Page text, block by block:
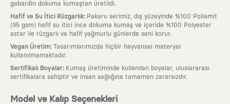
gabardin dokuma kumaştan üretildi.
Hafif ve Su İtici Rüzgarlık: Pakaru serimiz, dış yüzeyinde %100 Poliamit
(95 gsm) hafif su itici ince dokuma kumaş ve içeride %100 Polyester
astar ile rüzgarlı ve hafif yağmurlu günlerde seni korur.
Vegan Üretim: Tasarımlarımızda hiçbir hayvansal materyal
kullanılmamaktadır.
Sertifikalı Boyalar: Kumaş üretiminde kullanılan boyalar, uluslararası
sertifikalara sahiptir ve insan sağlığına tamamen zararsızdır.
Model ve Kalıp Seçenekleri